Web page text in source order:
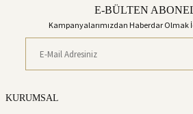
E-BÜLTEN
Kampanyalarımızdan Haberdar Olmak
KURUMSAL